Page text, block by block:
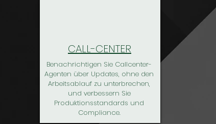
CALL-CENTER
Benachrichtigen Sie Callcenter-
Agenten über Updates, ohne den
Arbeitsablauf zu unterbrechen,
und verbessern Sie
Produktionsstandards und
Compliance.